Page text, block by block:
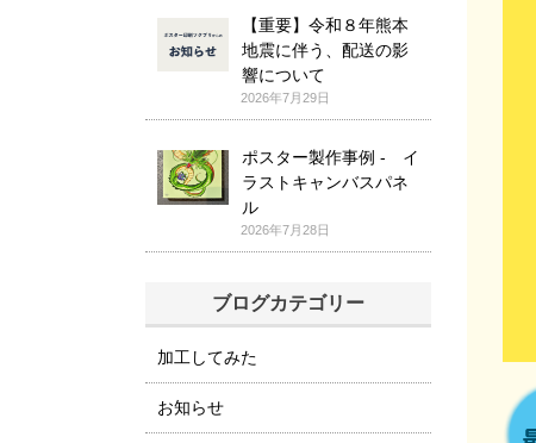
【重要】令和８年熊本
地震に伴う、配送の影
響について
2026年7月29日
ポスター製作事例 - イ
ラストキャンバスパネ
ル
2026年7月28日
ブログカテゴリー
加工してみた
お知らせ